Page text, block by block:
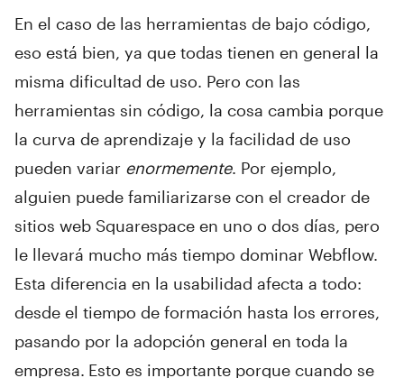
En el caso de las herramientas de bajo código,
eso está bien, ya que todas tienen en general la
misma dificultad de uso. Pero con las
herramientas sin código, la cosa cambia porque
la curva de aprendizaje y la facilidad de uso
pueden variar enormemente. Por ejemplo,
alguien puede familiarizarse con el creador de
sitios web Squarespace en uno o dos días, pero
le llevará mucho más tiempo dominar Webflow.
Esta diferencia en la usabilidad afecta a todo:
desde el tiempo de formación hasta los errores,
pasando por la adopción general en toda la
empresa. Esto es importante porque cuando se